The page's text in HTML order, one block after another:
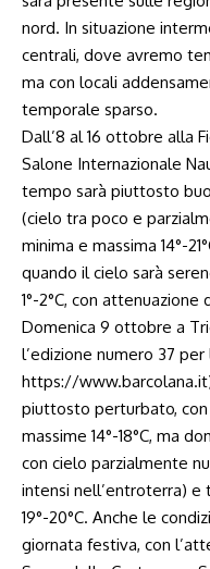
nord. In situazione
centrali, dove avremo
ma con locali
temporale sparso.
Dall’8 al 16 ottobre alla
Salone Internazionale
tempo sarà piuttosto
(cielo tra poco e
minima e massima 14°-
quando il cielo sarà
1°-2°C, con
Domenica 9 ottobre a
l’edizione numero 37
https://www.barcolana.it
piuttosto perturbato,
massime 14°-18°C, ma
con cielo parzialmente
intensi nell’entroterra) e
19°-20°C. Anche le
giornata festiva, con